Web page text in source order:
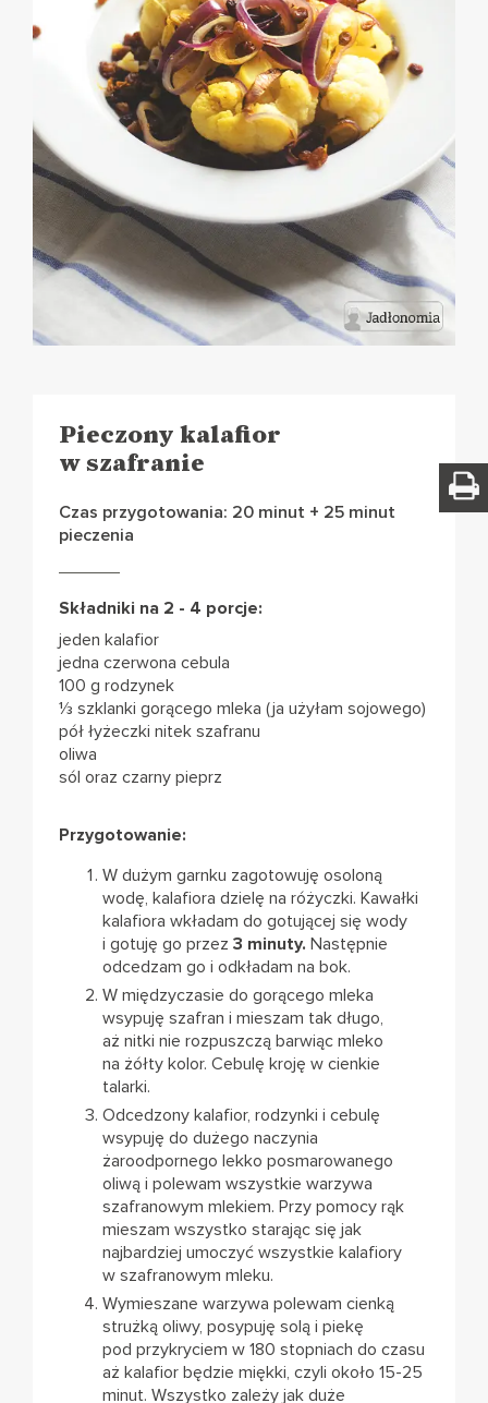
Pieczony kalafior
w szafranie
Czas przygotowania: 20 minut + 25 minut
pieczenia
Składniki na 2 - 4 porcje:
jeden kalafior
jedna czerwona cebula
100 g rodzynek
⅓ szklanki gorącego mleka (ja użyłam sojowego)
pół łyżeczki nitek szafranu
oliwa
sól oraz czarny pieprz
Przygotowanie:
W dużym garnku zagotowuję osoloną
wodę, kalafiora dzielę na różyczki. Kawałki
kalafiora wkładam do gotującej się wody
i gotuję go przez 3 minuty. Następnie
odcedzam go i odkładam na bok.
W międzyczasie do gorącego mleka
wsypuję szafran i mieszam tak długo,
aż nitki nie rozpuszczą barwiąc mleko
na żółty kolor. Cebulę kroję w cienkie
talarki.
Odcedzony kalafior, rodzynki i cebulę
wsypuję do dużego naczynia
żaroodpornego lekko posmarowanego
oliwą i polewam wszystkie warzywa
szafranowym mlekiem. Przy pomocy rąk
mieszam wszystko starając się jak
najbardziej umoczyć wszystkie kalafiory
w szafranowym mleku.
Wymieszane warzywa polewam cienką
strużką oliwy, posypuję solą i piekę
pod przykryciem w 180 stopniach do czasu
aż kalafior będzie miękki, czyli około 15-25
minut. Wszystko zależy jak duże